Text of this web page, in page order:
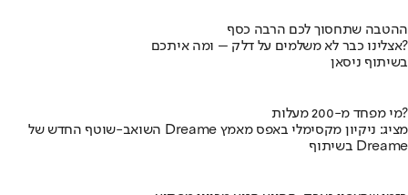
ההטבה שתחסוך לכם הרבה כסף
אצלינו כבר לא משלמים על דלק – ומה איתכם?
בשיתוף ניסאן
מי מפחד מ-200 מעלות?
השואב-שוטף החדש של Dreame מציג: ניקיון מקסימלי באפס מאמץ
בשיתוף Dreame